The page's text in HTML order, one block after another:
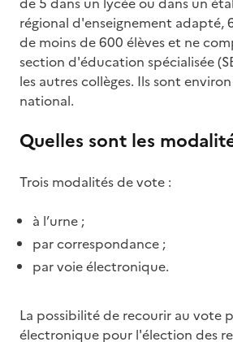
régional d'enseignement adapté,
de moins de 600 élèves et ne
section d'éducation spécialisée
les autres collèges. Ils sont
national.
Quelles sont les
Trois modalités de vote :
à l’urne ;
par correspondance ;
par voie électronique.
La possibilité de recourir au vote
électronique pour l'élection des